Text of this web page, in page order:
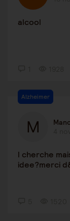
alcool
Alzheimer
l cherche
idee?merci